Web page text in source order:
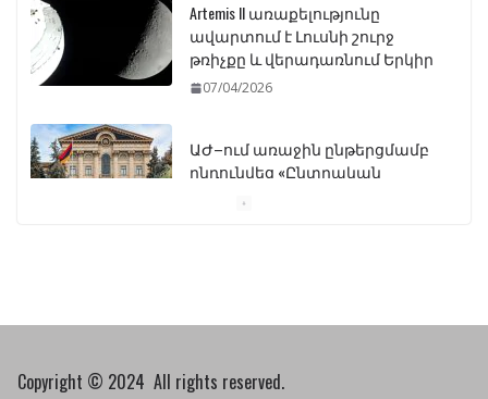
Artemis II առաքելությունը
ավարտում է Լուսնի շուրջ
թռիչքը և վերադառնում Երկիր
07/04/2026
ԱԺ–ում առաջին ընթերցմամբ
ընդունվեց «Ընտրական
կբողոքարկի Գարեգին
սահմանափակման
Copyright © 2024 All rights reserved.